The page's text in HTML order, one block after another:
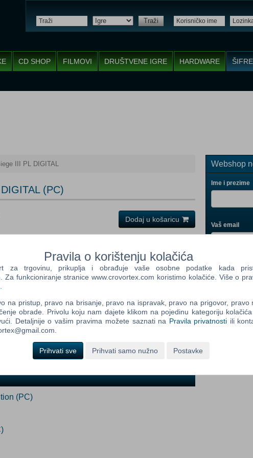
Traži
CD SHOP FILMOVI DRUŠTVENE IGRE HARDWARE ŠIFRE
III PL DIGITAL
(PC)
Dodaj u košaricu
(PC)
Webshop
Ime i prezime
Vaš email
Control
Field
Prijavi me
Pravila o korištenju kolačića
za trgovinu, prikuplja i obrađuje vaše osobne podatke kada
Za funkcioniranje stranice www.crovortex.com koristimo kolačiće. Više o
na pristup, pravo na brisanje, pravo na ispravak, pravo na prigovor, pravo
obrade. Privolu koju nam dajete klikom na pojedinu kategoriju
Detaljnije o vašim pravima možete saznati na Pravila privatnosti ili
Prihvati sve Prihvati samo nužno Postavke